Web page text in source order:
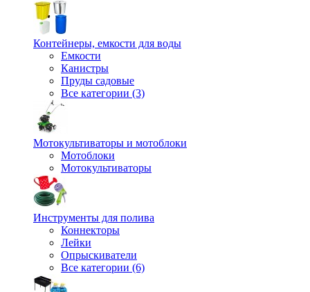
Контейнеры, емкости для воды
Емкости
Канистры
Пруды садовые
Все категории (3)
Мотокультиваторы и мотоблоки
Мотоблоки
Мотокультиваторы
Инструменты для полива
Коннекторы
Лейки
Опрыскиватели
Все категории (6)